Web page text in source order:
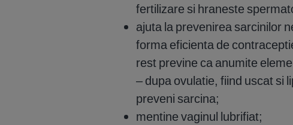
fertilizare si hraneste
ajuta la prevenirea sarcinilor
forma eficienta de
rest previne ca anumite
– dupa ovulatie, fiind uscat si
preveni sarcina;
mentine vaginul lubrifiat;